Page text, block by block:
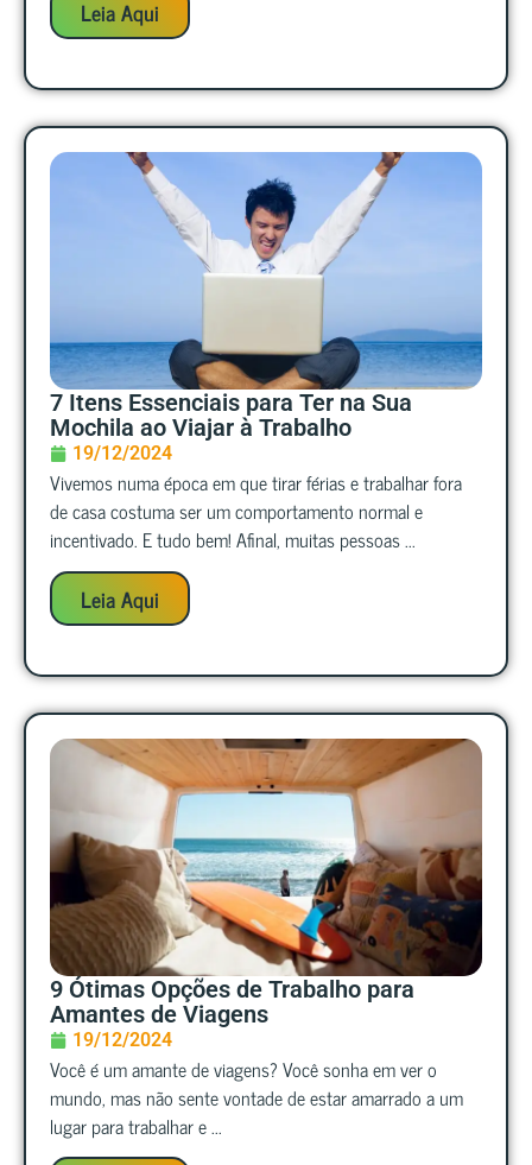
Leia Aqui
7 Itens Essenciais para Ter na Sua
Mochila ao Viajar à Trabalho
19/12/2024
Vivemos numa época em que tirar férias e trabalhar fora
de casa costuma ser um comportamento normal e
incentivado. E tudo bem! Afinal, muitas pessoas ...
Leia Aqui
9 Ótimas Opções de Trabalho para
Amantes de Viagens
19/12/2024
Você é um amante de viagens? Você sonha em ver o
mundo, mas não sente vontade de estar amarrado a um
lugar para trabalhar e ...